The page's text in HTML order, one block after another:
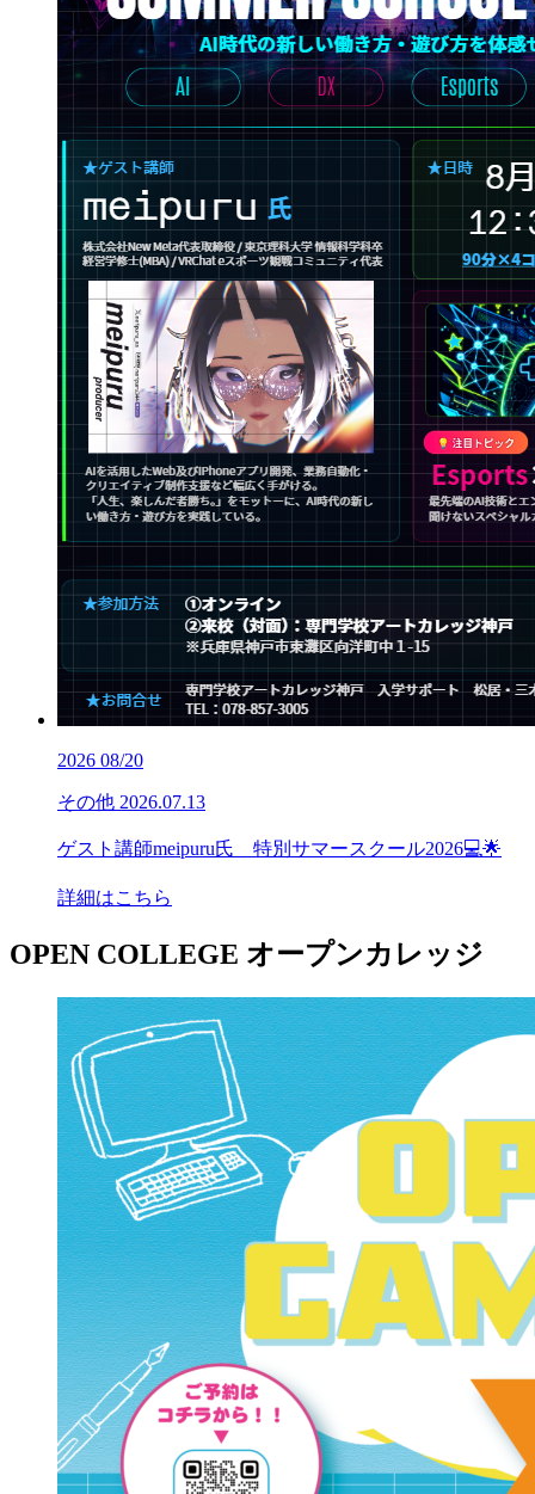
2026 08/20
その他 2026.07.13
ゲスト講師meipuru氏 特別サマースクール2026💻🌟
詳細はこちら
OPEN COLLEGE オープンカレッジ